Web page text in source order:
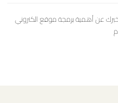
عن أهمية برمجة موقع الكتروني